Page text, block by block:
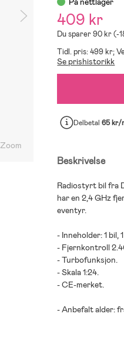
Zoom
409 kr
Du sparer 90 kr (-
Tidl. pris: 499 kr;
Se prishistorikk
Delbetal65 kr/
Beskrivelse
Radiostyrt bil fra
har en 2,4 GHz
eventyr.
- Inneholder: 1 bil,
- Fjernkontroll
- Turbofunksjon.
- Skala 1:24.
- CE-merket.
- Anbefalt alder: